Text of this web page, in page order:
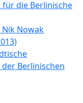
für die Berlinische
Nik Nowak
Berlinischen